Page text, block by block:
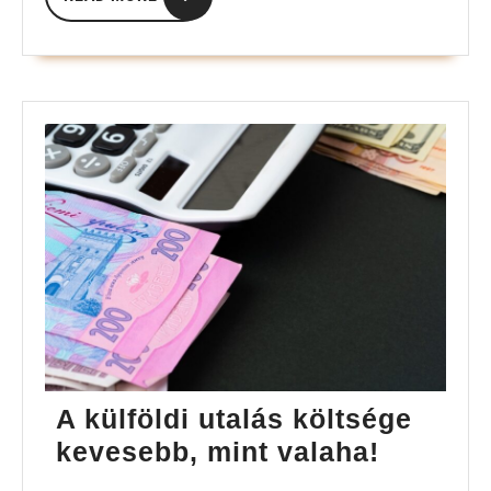
MORE
A külföldi utalás költsége
kevesebb, mint valaha!